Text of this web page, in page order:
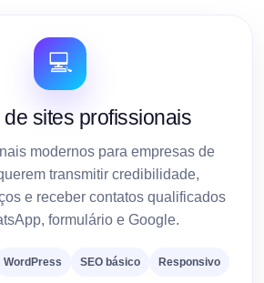
💻
sites profissionais
modernos para empresas de
transmitir credibilidade,
e receber contatos qualificados
formulário e Google.
WordPress SEO básico Responsivo